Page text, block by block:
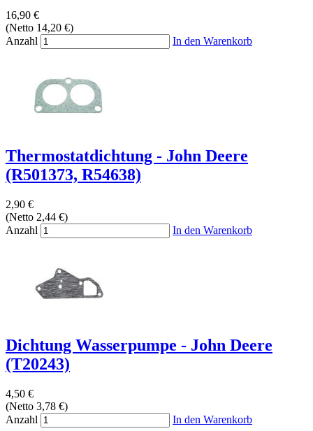
16,90 €
(Netto 14,20 €)
Anzahl
In den Warenkorb
Thermostatdichtung - John Deere
(R501373, R54638)
2,90 €
(Netto 2,44 €)
Anzahl
In den Warenkorb
Dichtung Wasserpumpe - John Deere
(T20243)
4,50 €
(Netto 3,78 €)
Anzahl
In den Warenkorb